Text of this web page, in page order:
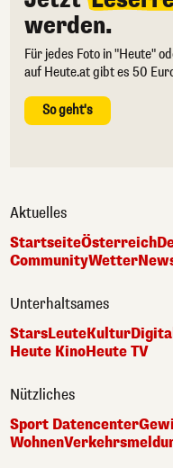
werden.
Für jedes Foto in "Heute"
auf Heute.at gibt es 50
So geht's
Aktuelles
StartseiteÖsterreich
CommunityWetter
Unterhaltsames
StarsLeuteKultur
Heute KinoHeute TV
Nützliches
Sport Datencenter
Wohnen